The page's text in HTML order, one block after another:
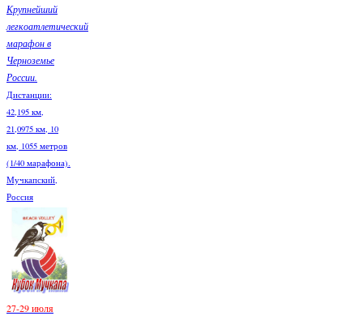
Крупнейший
легкоатлетический
марафон в
Черноземье
России.
Дистанции:
42,195 км,
21,0975 км, 10
км, 1055 метров
(1/40 марафона).
Мучкапский,
Россия
27-29 июля